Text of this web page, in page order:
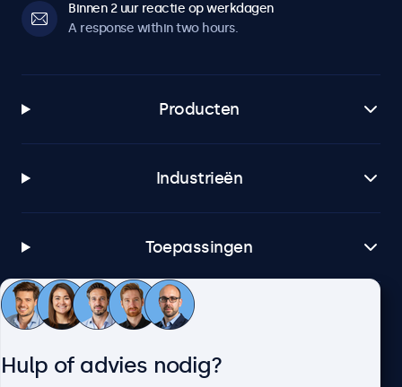
Binnen 2 uur reactie op werkdagen
A response within two hours.
Producten
Industrieën
Toepassingen
Klantenservice
Hulp of advies nodig?